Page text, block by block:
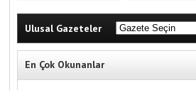
Ulusal Gazeteler
En Çok Okunanlar